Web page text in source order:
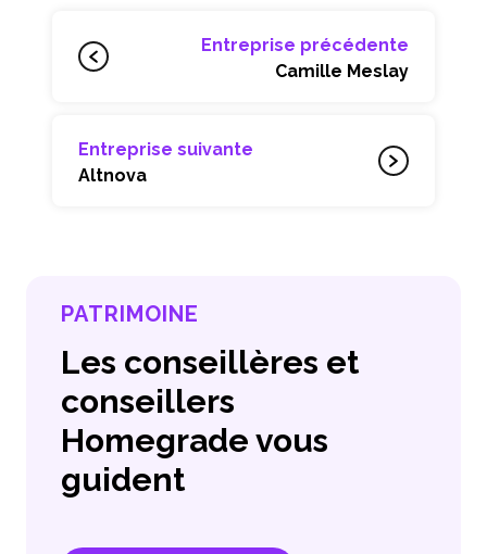
Entreprise précédente
Camille Meslay
Entreprise suivante
Altnova
PATRIMOINE
Les conseillères et
conseillers
Homegrade vous
guident